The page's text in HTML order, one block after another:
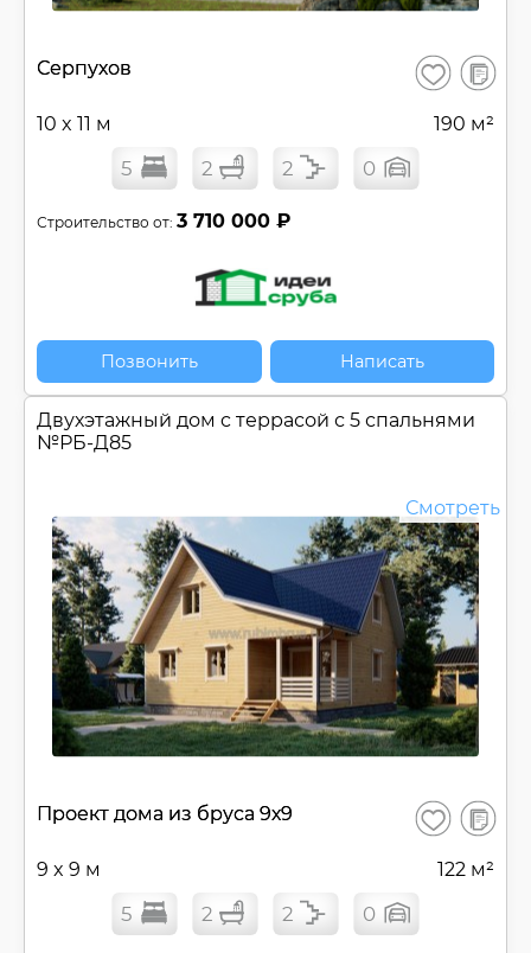
Серпухов Сохранить
В
10 x 11 м 190 м²
5 2 2 0
Строительство от: 3 710 000 ₽
Позвонить Написать
Двухэтажный дом c террасой с 5 спальнями
№РБ-Д85
Смотреть
Проект дома из бруса 9х9 Сохранить
В
9 x 9 м 122 м²
5 2 2 0